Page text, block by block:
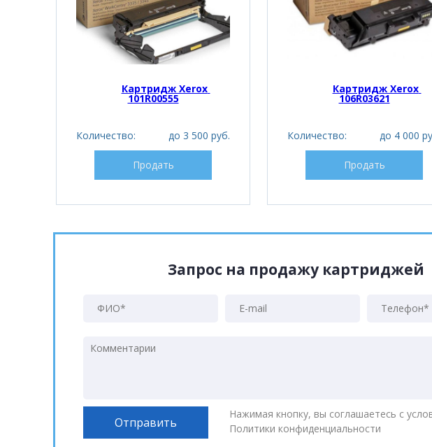
Картридж Xerox
101R00555
Количество: до 3 500 руб.
Продать
Картридж Xerox
106R03621
Количество: до 4 000
Продать
Запрос на продажу картриджей
Нажимая кнопку, вы соглашаетесь с
Политики конфиденциальности